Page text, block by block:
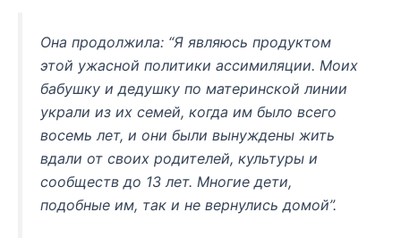
Она продолжила: “Я являюсь продуктом
этой ужасной политики ассимиляции. Моих
бабушку и дедушку по материнской линии
украли из их семей, когда им было всего
восемь лет, и они были вынуждены жить
вдали от своих родителей, культуры и
сообществ до 13 лет. Многие дети,
подобные им, так и не вернулись домой”.